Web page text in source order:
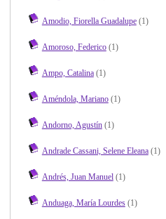
Amodio, Fiorella Guadalupe(1)
Amoroso, Federico(1)
Ampo, Catalina(1)
Améndola, Mariano(1)
Andorno, Agustín(1)
Andrade Cassani, Selene Eleana(1)
Andrés, Juan Manuel(1)
Anduaga, María Lourdes(1)